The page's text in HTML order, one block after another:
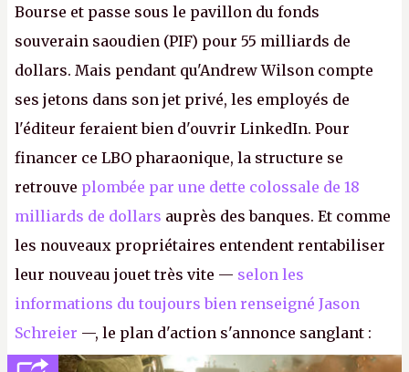
Bourse et passe sous le pavillon du fonds
souverain saoudien (PIF) pour 55 milliards de
dollars. Mais pendant qu'Andrew Wilson compte
ses jetons dans son jet privé, les employés de
l'éditeur feraient bien d'ouvrir LinkedIn. Pour
financer ce LBO pharaonique, la structure se
retrouve plombée par une dette colossale de 18
milliards de dollars auprès des banques. Et comme
les nouveaux propriétaires entendent rentabiliser
leur nouveau jouet très vite — selon les
informations du toujours bien renseigné Jason
Schreier —, le plan d'action s'annonce sanglant :
réductions de coûts drastiques, fermetures de